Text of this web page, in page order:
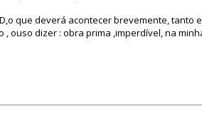
que deverá acontecer brevemente, tanto
, ouso dizer : obra prima ,imperdível, na